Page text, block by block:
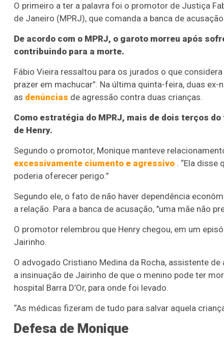
O primeiro a ter a palavra foi o promotor de Justiça
de Janeiro (MPRJ), que comanda a banca de
De acordo com o MPRJ, o garoto morreu após
contribuindo para a morte.
Fábio Vieira ressaltou para os jurados o que
prazer em machucar”. Na última quinta-feira, duas
as denúncias de agressão contra duas crianças.
Como estratégia do MPRJ, mais de dois terços
de Henry.
Segundo o promotor, Monique manteve
excessivamente ciumento e agressivo . “Ela disse
poderia oferecer perigo.”
Segundo ele, o fato de não haver dependência
a relação. Para a banca de acusação, "uma mãe não
O promotor relembrou que Henry chegou, em um
Jairinho.
O advogado Cristiano Medina da Rocha, assistente
a insinuação de Jairinho de que o menino pode ter
hospital Barra D’Or, para onde foi levado.
“As médicas fizeram de tudo para salvar aquela
Defesa de Monique